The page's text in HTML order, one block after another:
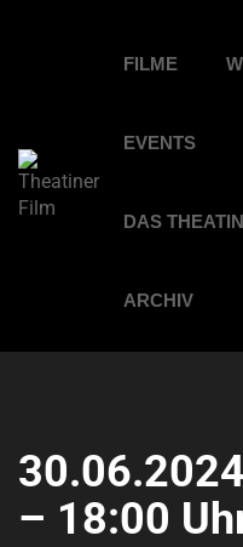
FILME
EVENTS
DAS
ARCHIV
– 18:00